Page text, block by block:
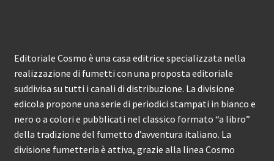
Editoriale Cosmo è una casa editrice specializzata nella
realizzazione di fumetti con una proposta editoriale
suddivisa su tutti i canali di distribuzione. La divisione
edicola propone una serie di periodici stampati in bianco e
nero o a colori e pubblicati nel classico formato “a libro”
della tradizione del fumetto d’avventura italiano. La
divisione fumetteria è attiva, grazie alla linea Cosmo